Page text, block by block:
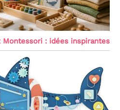
Montessori : idées inspirantes